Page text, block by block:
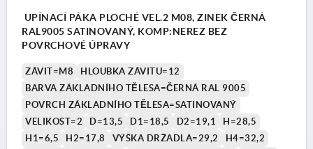
UPÍNACÍ PÁKA PLOCHÉ VEL.2 M08, ZINEK ČERNÁ
RAL9005 SATINOVANÝ, KOMP:NEREZ BEZ
POVRCHOVÉ ÚPRAVY
ZÁVIT=M8
HLOUBKA ZÁVITU=12
BARVA ZÁKLADNÍHO TĚLESA=ČERNÁ RAL 9005
POVRCH ZÁKLADNÍHO TĚLESA=SATINOVANÝ
VELIKOST=2
D=13,5 D1=18,5 D2=19,1
H=28,5
H1=6,5
H2=17,8 VÝŠKA DRŽADLA=29,2
H4=32,2